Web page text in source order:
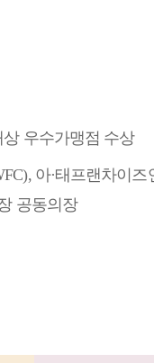
우수가맹점 수상
아·태프랜차이즈
공동의장